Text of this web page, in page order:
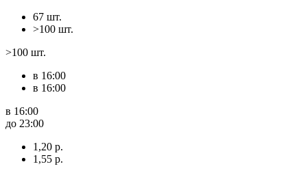
67 шт.
>100 шт.
>100 шт.
в 16:00
в 16:00
в 16:00
до 23:00
1,20 р.
1,55 р.